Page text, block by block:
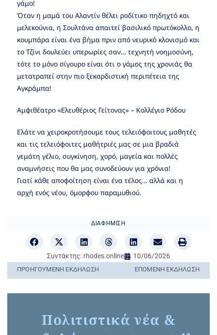
γάμο!
Όταν η μαμά του Αλαντίν θέλει ροδίτικο πηδηχτό και
μελεκούνια, η Σουλτάνα απαιτεί βασιλικό πρωτόκολλο, η
κουμπάρα είναι ένα βήμα πριν από νευρικό κλονισμό και
το Τζίνι δουλεύει υπερωρίες σαν… τεχνητή νοημοσύνη,
τότε το μόνο σίγουρο είναι ότι ο γάμος της χρονιάς θα
μετατραπεί στην πιο ξεκαρδιστική περιπέτεια της
Αγκράμπα!
Αμφιθέατρο «Ελευθέριος Γείτονας» – Κολλέγιο Ρόδου
Ελάτε να χειροκροτήσουμε τους τελειόφοιτους μαθητές
και τις τελειόφοιτες μαθήτριές μας σε μια βραδιά
γεμάτη γέλιο, συγκίνηση, χορό, μαγεία και πολλές
αναμνήσεις που θα μας συνοδεύουν για χρόνια!
Γιατί κάθε αποφοίτηση είναι ένα τέλος… αλλά και η
αρχή ενός νέου, όμορφου παραμυθιού.
ΔΙΑΦΉΜΙΣΗ
Συντάκτης: rhodes.online 10/06/2026
ΠΡΟΗΓΟΎΜΕΝΗ ΕΚΔΉΛΩΣΗ ΕΠΌΜΕΝΗ ΕΚΔΉΛΩΣΗ
Πολιτιστικά νέα &